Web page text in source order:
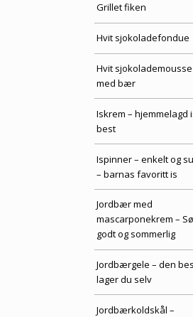
Grillet fiken
Hvit sjokoladefondue
Hvit sjokolademousse
med bær
Iskrem – hjemmelagd
best
Ispinner – enkelt og
– barnas favoritt is
Jordbær med
mascarponekrem –
godt og sommerlig
Jordbærgele – den
lager du selv
Jordbærkoldskål –